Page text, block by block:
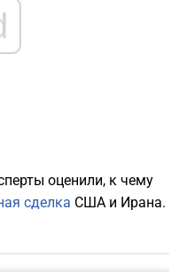
оценили, к чему
сделка США и Ирана.